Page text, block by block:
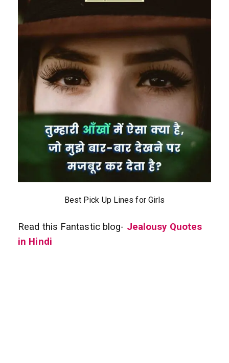
Best Pick Up Lines for Girls
Read this Fantastic blog- Jealousy Quotes
in Hindi